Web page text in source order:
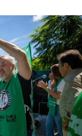
un crédito de
la
bajo riegoy
enfrentar los
60 millones de
de los
ministro de